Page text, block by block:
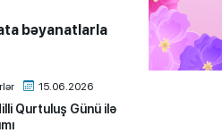
bəyanatlarla
15.06.2026
Qurtuluş Günü ilə